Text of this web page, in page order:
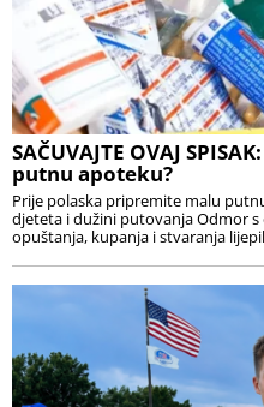
SAČUVAJTE OVAJ
putnu apoteku?
Prije polaska pripremite malu
djeteta i dužini putovanja Odmor
opuštanja, kupanja i stvaranja